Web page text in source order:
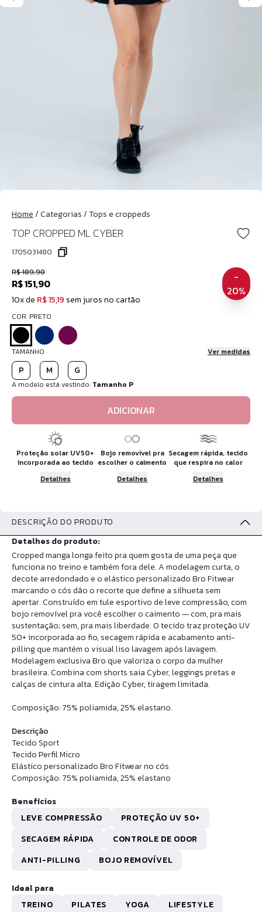
Home/Categorias/Tops e croppeds
TOP CROPPED ML CYBER
1705031480
R$ 189,90
R$ 151,90
10x de R$ 15,19 sem juros no cartão
-
20%
COR: PRETO
TAMANHO Ver medidas
P M G
A modelo está vestindo: Tamanho P
ADICIONAR
Proteção solar UV50+
incorporada ao tecido
Detalhes
Bojo removível pra
escolher o caimento
Detalhes
Secagem rápida, tecido
que respira no calor
Detalhes
DESCRIÇÃO DO PRODUTO
Detalhes do produto:
Cropped manga longa feito pra quem gosta de uma peça que
funciona no treino e também fora dele. A modelagem curta, o
decote arredondado e o elástico personalizado Bro Fitwear
marcando o cós dão o recorte que define a silhueta sem
apertar. Construído em tule esportivo de leve compressão, com
bojo removível pra você escolher o caimento — com, pra mais
sustentação; sem, pra mais liberdade. O tecido traz proteção UV
50+ incorporada ao fio, secagem rápida e acabamento anti-
pilling que mantém o visual liso lavagem após lavagem.
Modelagem exclusiva Bro que valoriza o corpo da mulher
brasileira. Combina com shorts saia Cyber, leggings pretas e
calças de cintura alta. Edição Cyber, tiragem limitada.
Composição: 75% poliamida, 25% elastano.
Descrição
Tecido Sport
Tecido Perfil Micro
Elástico personalizado Bro Fitwear no cós
Composição: 75% poliamida, 25% elastano
Benefícios
LEVE COMPRESSÃO
PROTEÇÃO UV 50+
SECAGEM RÁPIDA
CONTROLE DE ODOR
ANTI-PILLING
BOJO REMOVÍVEL
Ideal para
TREINO
PILATES YOGA LIFESTYLE